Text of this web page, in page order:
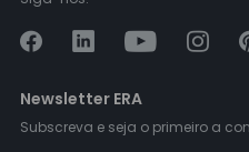
Newsletter ERA
Subscreva e seja o primeiro a